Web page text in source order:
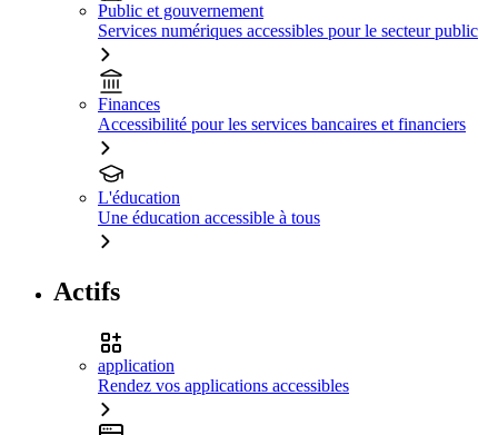
Public et gouvernement
Services numériques accessibles pour le secteur public
Finances
Accessibilité pour les services bancaires et financiers
L'éducation
Une éducation accessible à tous
Actifs
application
Rendez vos applications accessibles